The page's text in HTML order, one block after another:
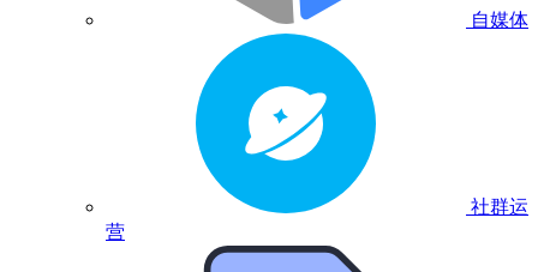
自媒体
社群运
营